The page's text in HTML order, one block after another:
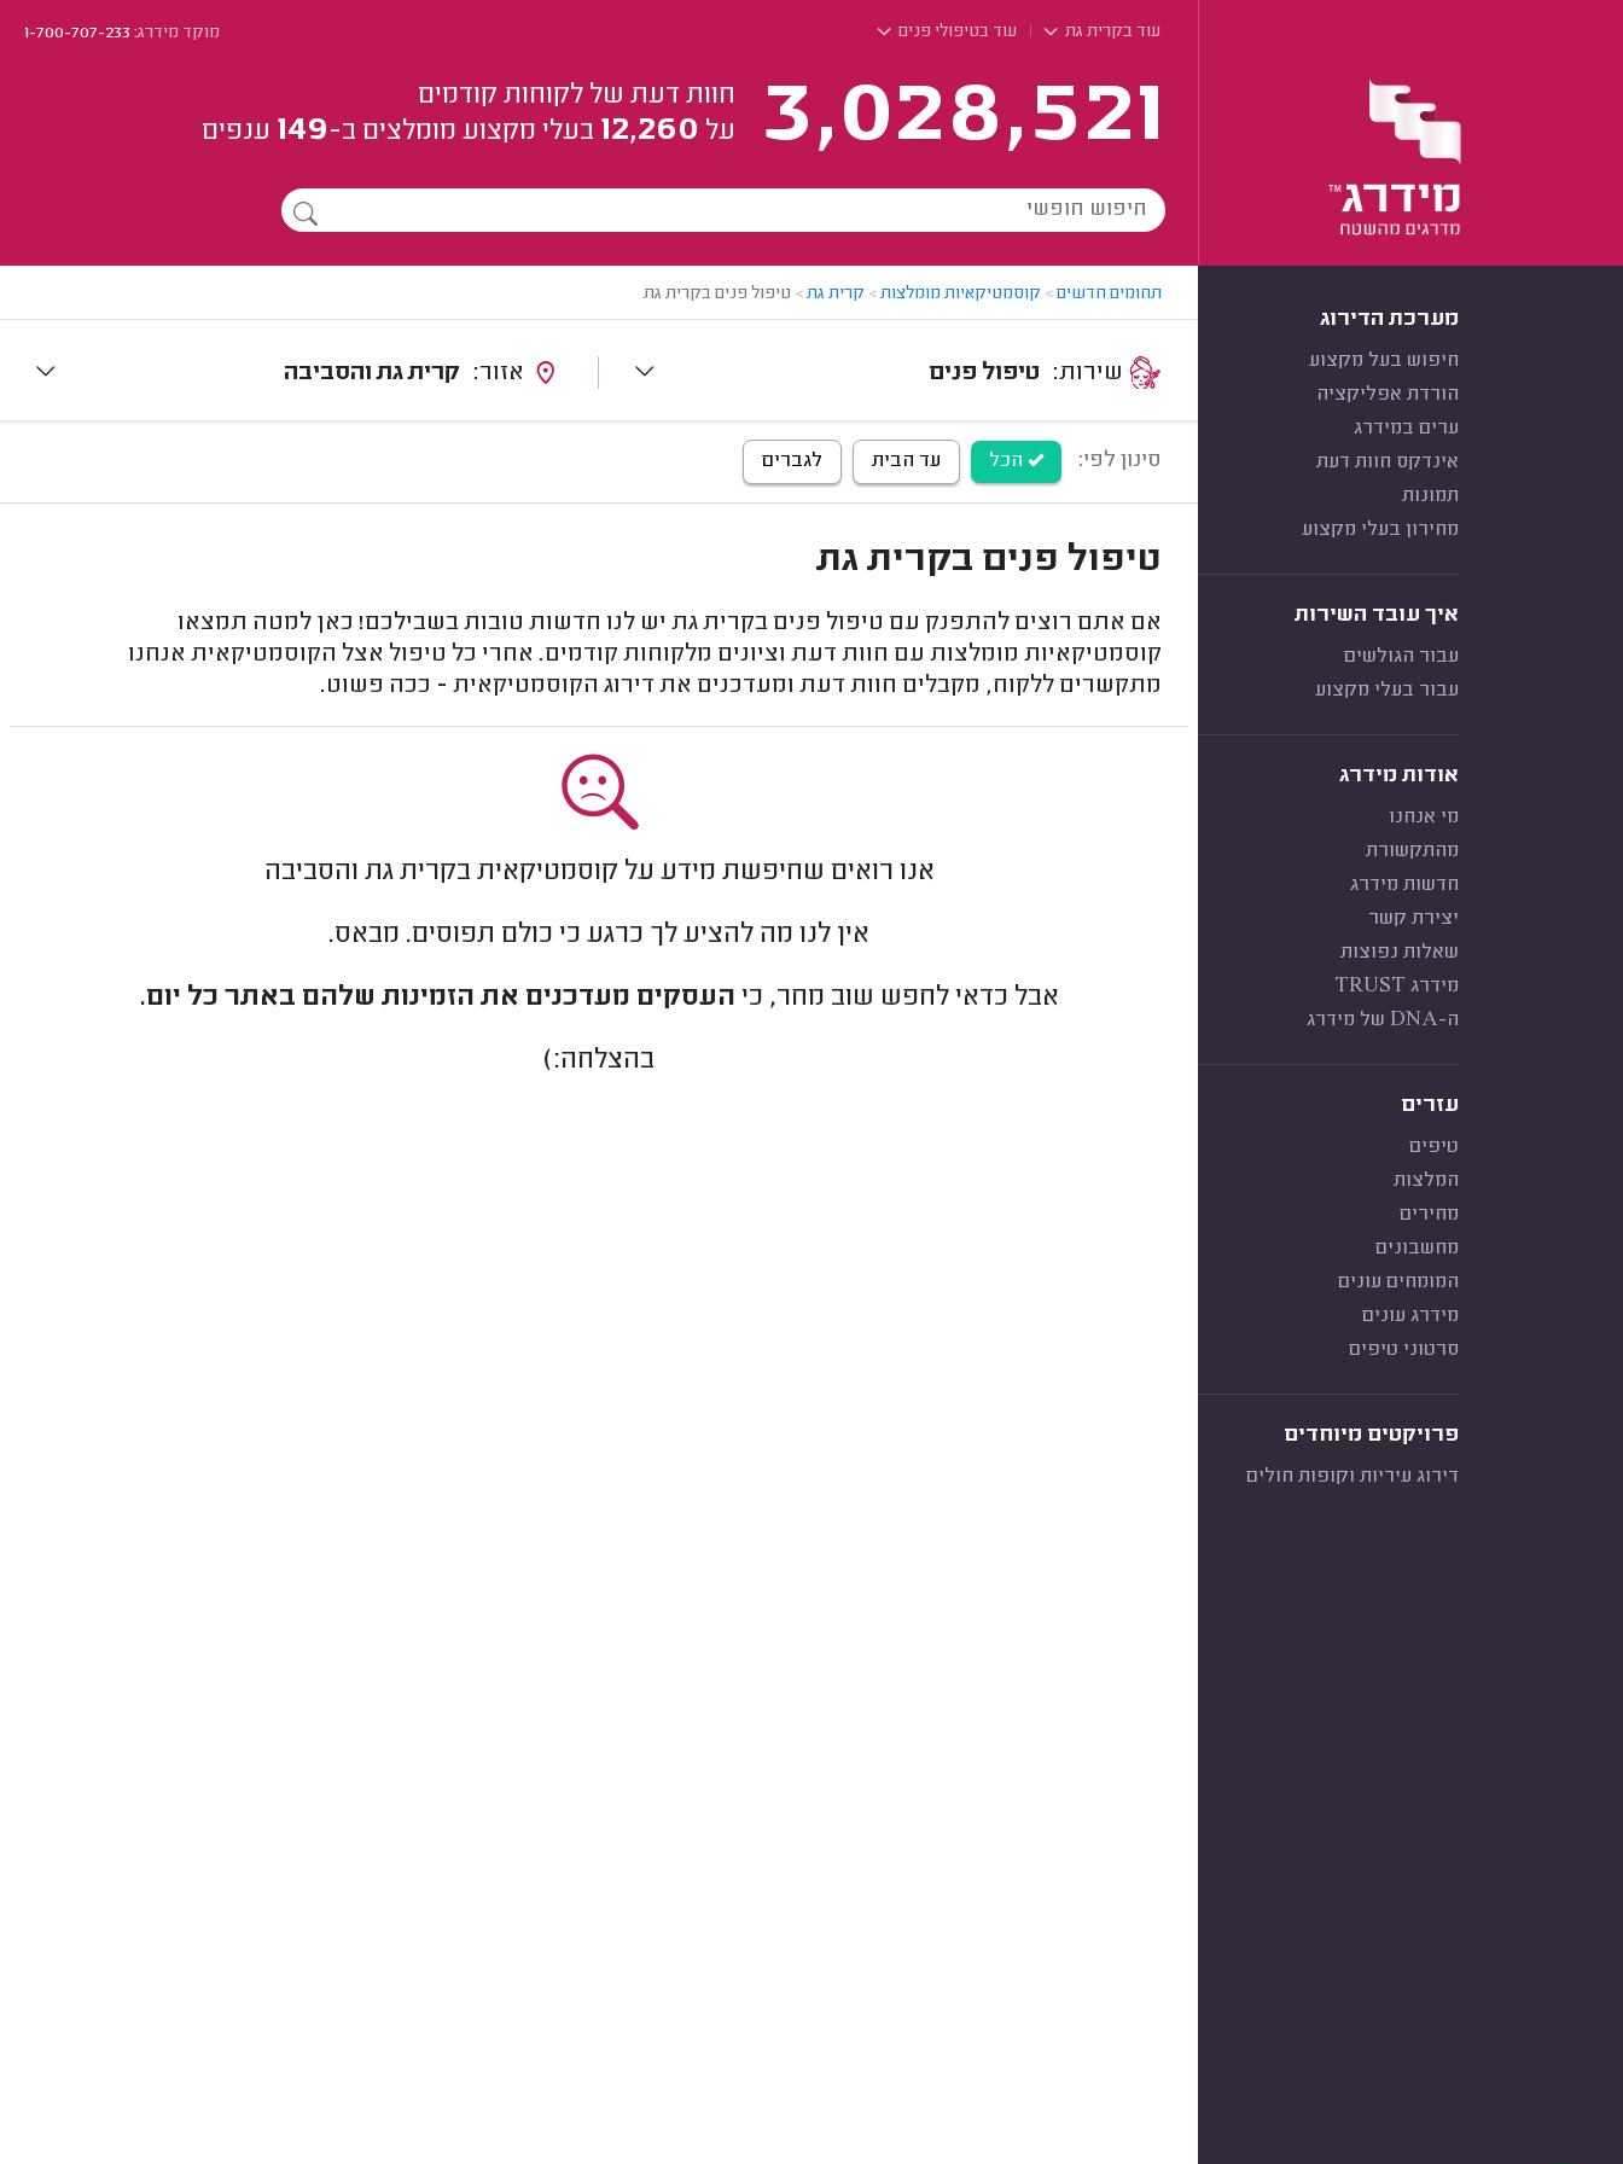
עוד בקרית גת עוד בטיפולי פנים מוקד מידרג:1-700-707-233
3,028,521
חוות דעת של לקוחות קודמים
על 12,260 בעלי מקצוע מומלצים ב-149 ענפים
מערכת הדירוג
חיפוש בעל מקצוע
הורדת אפליקציה
ערים במידרג
אינדקס חוות דעת
תמונות
מחירון בעלי מקצוע
איך עובד השירות
עבור הגולשים
עבור בעלי מקצוע
אודות מידרג
מי אנחנו
מהתקשורת
חדשות מידרג
יצירת קשר
שאלות נפוצות
מידרג TRUST
ה-DNA של מידרג
עזרים
טיפים
המלצות
מחירים
מחשבונים
המומחים עונים
מידרג עונים
סרטוני טיפים
פרויקטים מיוחדים
דירוג עיריות וקופות חולים
תחומים חדשים> קוסמטיקאיות מומלצות> קרית גת> טיפול פנים בקרית גת
טיפול פנים קרית גת והסביבה
סינון לפי: הכל עד הבית לגברים
טיפול פנים בקרית גת
אם אתם רוצים להתפנק עם טיפול פנים בקרית גת יש לנו חדשות טובות בשבילכם! כאן למטה תמצאו
קוסמטיקאיות מומלצות עם חוות דעת וציונים מלקוחות קודמים. אחרי כל טיפול אצל הקוסמטיקאית אנחנו
מתקשרים ללקוח, מקבלים חוות דעת ומעדכנים את דירוג הקוסמטיקאית - ככה פשוט.
אנו רואים שחיפשת מידע על קוסמטיקאית בקרית גת והסביבה
אין לנו מה להציע לך כרגע כי כולם תפוסים. מבאס.
אבל כדאי לחפש שוב מחר, כי העסקים מעדכנים את הזמינות שלהם באתר כל יום.
בהצלחה:)